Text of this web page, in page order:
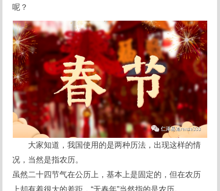
呢？
大家知道，我国使用的是两种历法，出现这样的情
况，当然是指农历。
虽然二十四节气在公历上，基本上是固定的，但在农历
上却有着很大的差距，“无春年”当然指的是农历。